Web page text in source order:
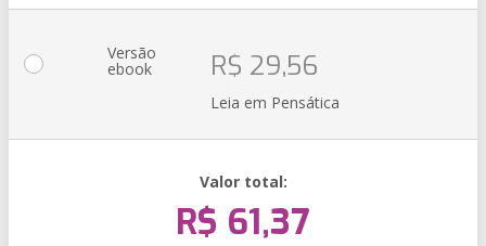
Versão
ebook R$ 29,56
Leia em Pensática
Valor total:
R$ 61,37